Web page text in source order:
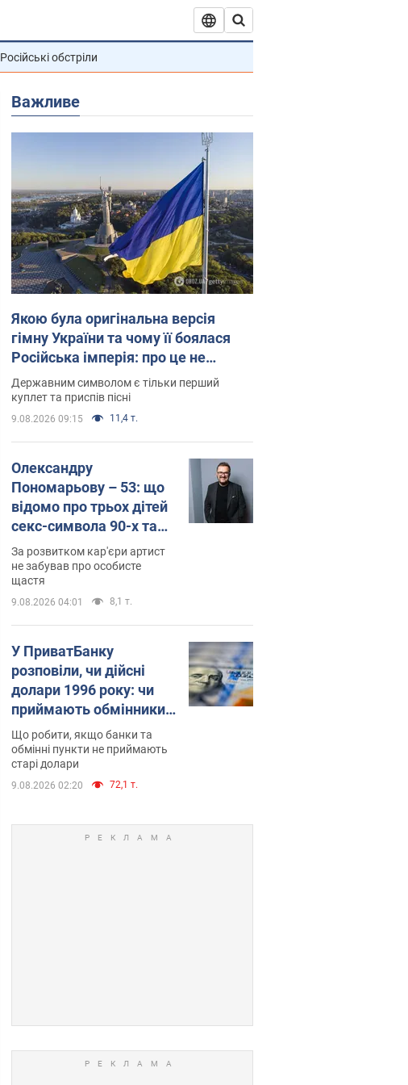
Російські обстріли
Важливе
Якою була оригінальна версія
гімну України та чому її боялася
Російська імперія: про це не
розповідають у школі
Державним символом є тільки перший
куплет та приспів пісні
9.08.2026 09:15 11,4 т.
Олександру
Пономарьову – 53: що
відомо про трьох дітей
секс-символа 90-х та
який вигляд вони
мають
За розвитком кар'єри артист
не забував про особисте
щастя
9.08.2026 04:01 8,1 т.
У ПриватБанку
розповіли, чи дійсні
долари 1996 року: чи
приймають обмінники
та банки такі купюри
Що робити, якщо банки та
обмінні пункти не приймають
старі долари
9.08.2026 02:20 72,1 т.